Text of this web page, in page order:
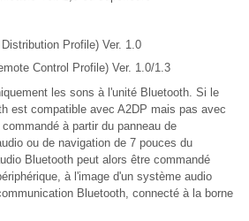
Profile) Ver. 1.0
Control Profile) Ver. 1.0/1.3
les sons à l'unité Bluetooth. Si le
est compatible avec A2DP mais pas avec
à partir du panneau de
ou de navigation de 7 pouces du
Bluetooth peut alors être commandé
à l'image d'un système audio
Bluetooth, connecté à la borne